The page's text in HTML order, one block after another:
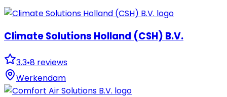
Climate Solutions Holland (CSH) B.V.
3.3•8 reviews
Werkendam